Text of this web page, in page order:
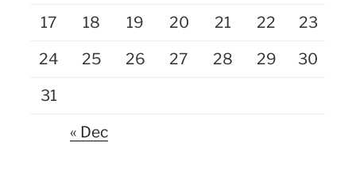
17
18 19 20 21 22
23
24
25 26 27 28 29
30
31
« Dec